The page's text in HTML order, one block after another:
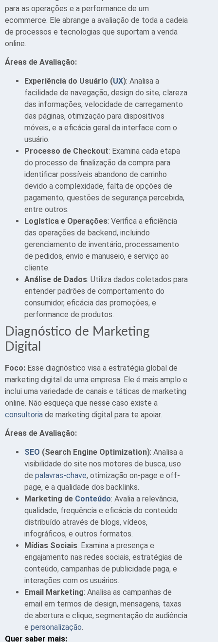
para as operações e a performance de um
ecommerce. Ele abrange a avaliação de toda a cadeia
de processos e tecnologias que suportam a venda
online.
Áreas de Avaliação:
Experiência do Usuário (UX): Analisa a
facilidade de navegação, design do site, clareza
das informações, velocidade de carregamento
das páginas, otimização para dispositivos
móveis, e a eficácia geral da interface com o
usuário.
Processo de Checkout: Examina cada etapa
do processo de finalização da compra para
identificar possíveis abandono de carrinho
devido a complexidade, falta de opções de
pagamento, questões de segurança percebida,
entre outros.
Logística e Operações: Verifica a eficiência
das operações de backend, incluindo
gerenciamento de inventário, processamento
de pedidos, envio e manuseio, e serviço ao
cliente.
Análise de Dados: Utiliza dados coletados para
entender padrões de comportamento do
consumidor, eficácia das promoções, e
performance de produtos.
Diagnóstico de Marketing
Digital
Foco: Esse diagnóstico visa a estratégia global de
marketing digital de uma empresa. Ele é mais amplo e
inclui uma variedade de canais e táticas de marketing
online. Não esqueça que nesse caso existe a
consultoria de marketing digital para te apoiar.
Áreas de Avaliação:
SEO (Search Engine Optimization): Analisa a
visibilidade do site nos motores de busca, uso
de palavras-chave, otimização on-page e off-
page, e a qualidade dos backlinks.
Marketing de Conteúdo: Avalia a relevância,
qualidade, frequência e eficácia do conteúdo
distribuído através de blogs, vídeos,
infográficos, e outros formatos.
Mídias Sociais: Examina a presença e
engajamento nas redes sociais, estratégias de
conteúdo, campanhas de publicidade paga, e
interações com os usuários.
Email Marketing: Analisa as campanhas de
email em termos de design, mensagens, taxas
de abertura e clique, segmentação de audiência
e personalização
Quer saber mais: